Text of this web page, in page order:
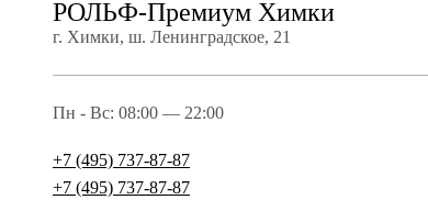
РОЛЬФ-Премиум Химки
г. Химки, ш. Ленинградское, 21
Пн - Вс: 08:00 — 22:00
+7 (495) 737-87-87
+7 (495) 737-87-87